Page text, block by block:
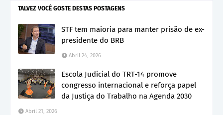
TALVEZ VOCÊ GOSTE DESTAS POSTAGENS
STF tem maioria para manter prisão de ex-
presidente do BRB
Abril 24, 2026
Escola Judicial do TRT-14 promove
congresso internacional e reforça papel
da Justiça do Trabalho na Agenda 2030
Abril 21, 2026